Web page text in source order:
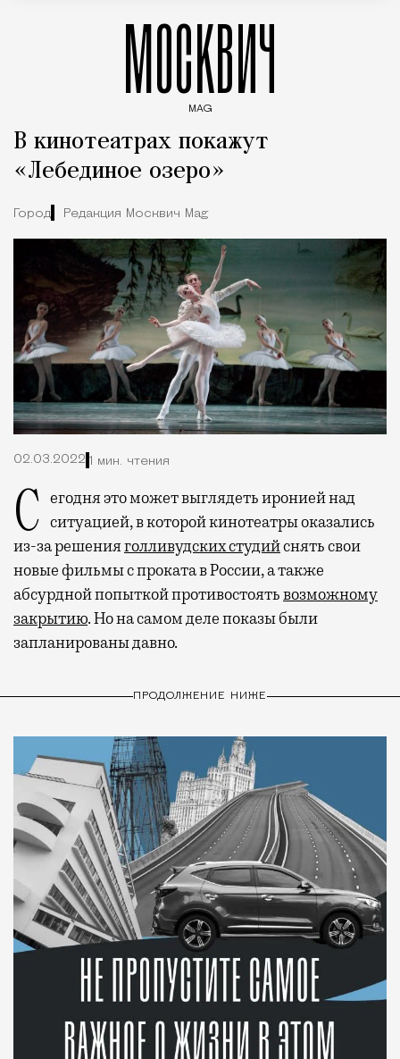
МОСКВИЧ
MAG
В кинотеатрах покажут
«Лебединое озеро»
Город Редакция Москвич Mag
02.03.2022 1 мин. чтения
Сегодня это может выглядеть иронией над ситуацией, в которой кинотеатры оказались
из-за решенияголливудских студийснять свои
новые фильмы с проката в России, а также
абсурдной попыткой противостоятьвозможному
закрытию. Но на самом деле показы были
запланированы давно.
ПРОДОЛЖЕНИЕ НИЖЕ